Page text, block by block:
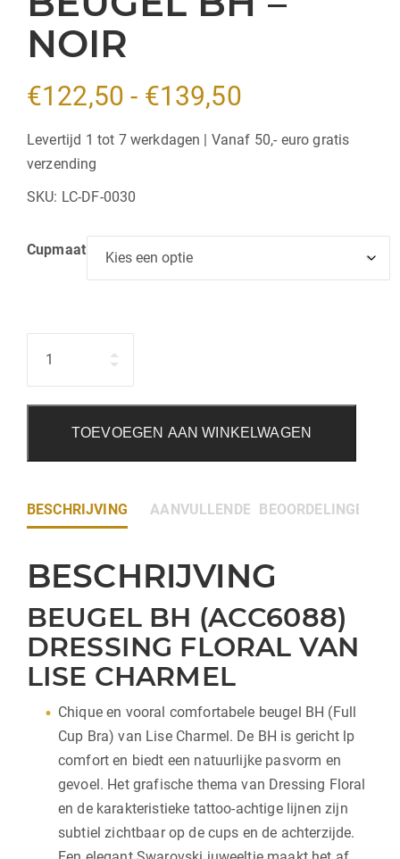
NOIR
€122,50 - €139,50Prijsklasse:
€122,50
€139,50
Levertijd 1 tot 7 werkdagen | Vanaf 50,- euro gratis
verzending
SKU: LC-DF-0030
Cupmaat
TOEVOEGEN AAN WINKELWAGEN
BESCHRIJVING AANVULLENDE INFORMATIE
BEOORDELINGEN (0)
BESCHRIJVING
BEUGEL BH (ACC6088)
DRESSING FLORAL VAN
LISE CHARMEL
Chique en vooral comfortabele beugel BH (Full
Cup Bra) van Lise Charmel. De BH is gericht lp
comfort en biedt een natuurlijke pasvorm en
gevoel. Het grafische thema van Dressing Floral
en de karakteristieke tattoo-achtige lijnen zijn
subtiel zichtbaar op de cups en de achterzijde.